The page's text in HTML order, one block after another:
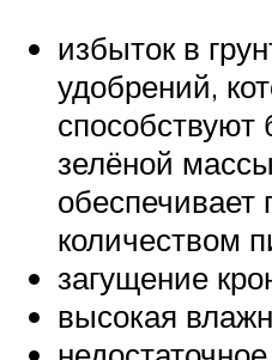
избыток в
удобрений,
зелёной
количеством
загущение
высокая